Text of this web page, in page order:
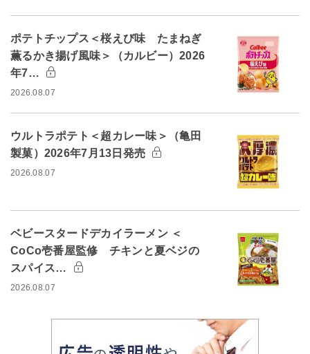
ポテトチップス＜桜えび味 たまねぎ
薫るかき揚げ風味＞（カルビー）2026
年7…
2026.08.07
ウルトラポテト＜超カレー味＞（亀田
製菓）2026年7月13日発売
2026.08.07
ベビースタードデカイラーメン ＜
CoCo壱番屋監修 チキンと夏ベジの
スパイス…
2026.08.07